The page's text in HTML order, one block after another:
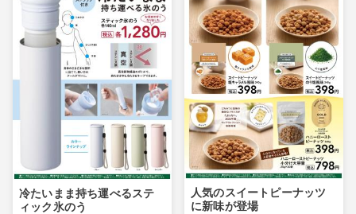
冷たいまま持ち運べるステ
ィック氷のう
人気のスイートピーナッツ
に新味が登場